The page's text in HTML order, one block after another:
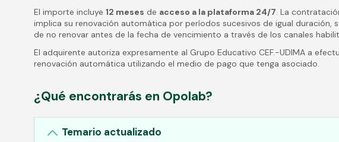
El importe incluye 12 meses de acceso a la plataforma 24/7. La
implica su renovación automática por períodos sucesivos de igual duración,
de no renovar antes de la fecha de vencimiento a través de los canales
El adquirente autoriza expresamente al Grupo Educativo CEF.-UDIMA a
renovación automática utilizando el medio de pago que tenga asociado.
¿Qué encontrarás en Opolab?
Temario actualizado